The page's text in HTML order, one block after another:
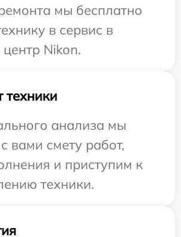
мы бесплатно
в сервис в
Nikon.
техники
анализа мы
вами смету работ,
и приступим к
техники.